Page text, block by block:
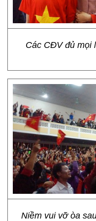
Các CĐV đủ mọi
Niềm vui vỡ òa